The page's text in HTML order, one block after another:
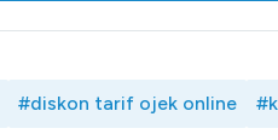
#diskon tarif ojek online